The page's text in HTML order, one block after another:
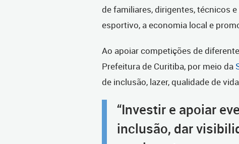
de familiares, dirigentes, técnicos
esportivo, a economia local e
Ao apoiar competições de
Prefeitura de Curitiba, por meio da
de inclusão, lazer, qualidade de
“Investir e apoiar
inclusão, dar